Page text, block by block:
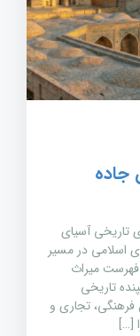
جاده
تاریخی آسیای
اسلامی در مسیر
میراث
تاریخی
فرهنگی، تجاری و
[…]